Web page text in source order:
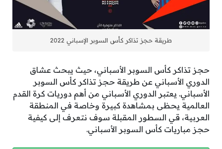
طريقة حجز تذاكر كأس السوبر الإسباني 2022
حجز تذاكر كأس السوبر الأسباني، حيث يبحث عشاق
الدوري الأسباني عن طريقة حجز تذاكر كأس السوبر
الأسباني. يعتبر الدوري الأسباني من أهم دوريات كرة القدم
العالمية يحظى بمشاهدة كبيرة وخاصة في المنطقة
العربية، قي السطور المقبلة سوف نتعرف إلى كيفية
حجز مباريات كأس السوبر الأسباني.